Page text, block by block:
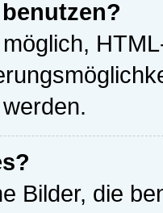
Bilder, die